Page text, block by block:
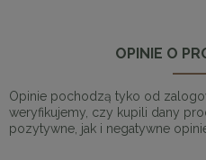
OPINIE O
Opinie pochodzą tyko od
weryfikujemy, czy kupili dany
pozytywne, jak i negatywne